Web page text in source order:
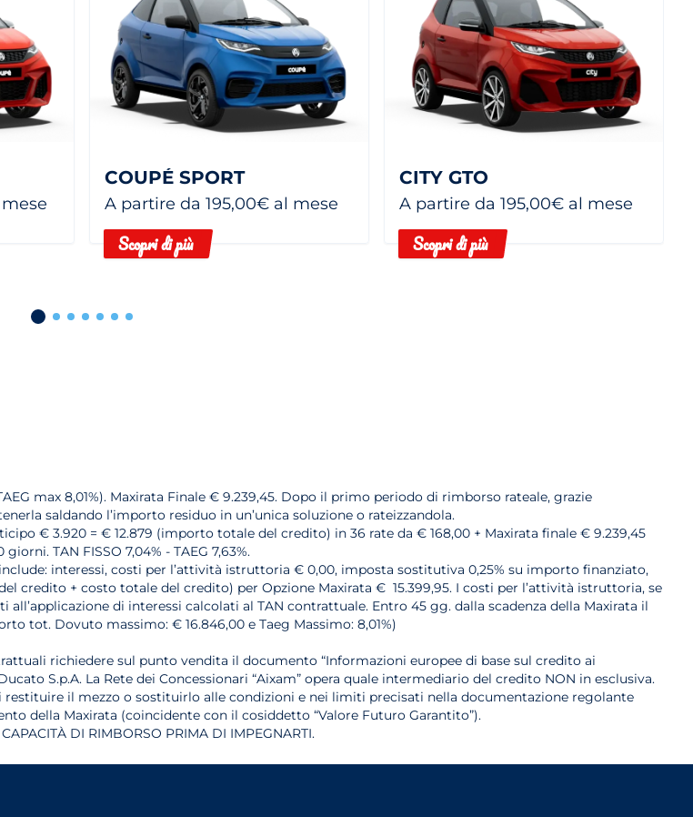
COUPÉ SPORT
A partire da 195,00€ al mese
Scopri di più
CITY GTO
A partire da 195,00€ al mese
Scopri di più
max 8,01%). Maxirata Finale € 9.239,45. Dopo il primo periodo di rimborso rateale, grazie
saldando l’importo residuo in un’unica soluzione o rateizzandola.
€ 3.920 = € 12.879 (importo totale del credito) in 36 rate da € 168,00 + Maxirata finale € 9.239,45
TAN FISSO 7,04% - TAEG 7,63%.
interessi, costi per l’attività istruttoria € 0,00, imposta sostitutiva 0,25% su importo finanziato,
+ costo totale del credito) per Opzione Maxirata € 15.399,95. I costi per l’attività istruttoria, se
di interessi calcolati al TAN contrattuale. Entro 45 gg. dalla scadenza della Maxirata il
tot. Dovuto massimo: € 16.846,00 e Taeg Massimo: 8,01%)
richiedere sul punto vendita il documento “Informazioni europee di base sul credito ai
S.p.A. La Rete dei Concessionari “Aixam” opera quale intermediario del credito NON in esclusiva.
restituire il mezzo o sostituirlo alle condizioni e nei limiti precisati nella documentazione regolante
della Maxirata (coincidente con il cosiddetto “Valore Futuro Garantito”).
DI RIMBORSO PRIMA DI IMPEGNARTI.